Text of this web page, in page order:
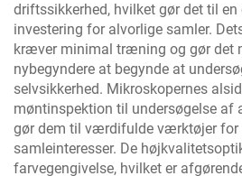
driftssikkerhed, hvilket gør det til
investering for alvorlige samler.
kræver minimal træning og gør det
nybegyndere at begynde at
selvsikkerhed. Mikroskopernes
møntinspektion til undersøgelse af
gør dem til værdifulde værktøjer for
samleinteresser. De
farvegengivelse, hvilket er